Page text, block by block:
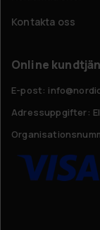
Kontakta oss
Online
E-post:
Adressuppgifter: